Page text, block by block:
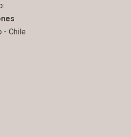
- Chile